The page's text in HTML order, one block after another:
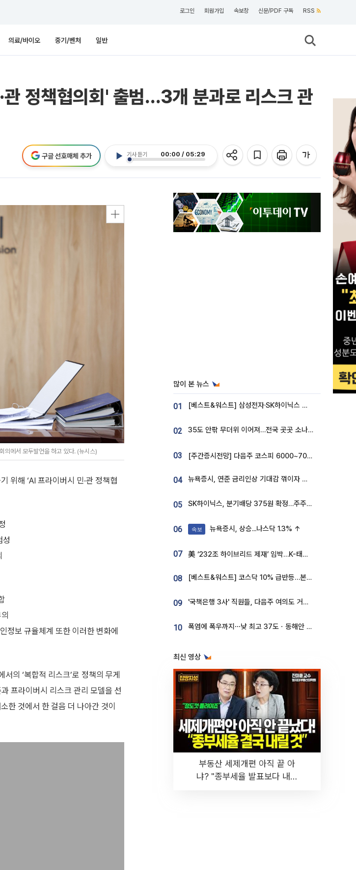
로그인 회원가입 속보창 신문/PDF 구독 RSS
의료/바이오 중기/벤처 일반
정책협의회' 출범…3개 분과로 리스크 관
기사 듣기 00:00 / 05:29
구글 선호매체 추가
의에서 모두발언을 하고 있다. (뉴시스)
위해 ‘AI 프라이버시 민·관 정책협
성
정보 규율체계 또한 이러한 변화에
의 ‘복합적 리스크’로 정책의 무게
프라이버시 리스크 관리 모델을 선
한 것에서 한 걸음 더 나아간 것이
많이 본 뉴스
01 [베스트&워스트] 삼성전자·SK하이닉스 밀린 한 주…상상인증권은 85% 급등
02 35도 안팎 무더위 이어져…전국 곳곳 소나기 [오늘 날씨]
03 [주간증시전망] 다음주 코스피 6000~7000⋯“外人 수급은 정책이 변수”
04 뉴욕증시, 연준 금리인상 기대감 꺾이자 상승...S&P500 사상 최고치 [종합]
05 SK하이닉스, 분기배당 375원 확정…주주환원책 9월로 앞당겨 발표
06 속보 뉴욕증시, 상승...나스닥 1.3% ↑
07 美 ‘232조 하이브리드 제재’ 임박…K-태양광, 불확실성 털고 날개 다나
08 [베스트&워스트] 코스닥 10% 급반등…본느, 최대주주 변경 기대에 270% 폭등
09 '국책은행 3사' 직원들, 다음주 여의도 거리 나서는 까닭은
10 폭염에 폭우까지⋯낮 최고 37도ㆍ동해안 강한 비 [날씨]
최신 영상
부동산 세제개편 아직 끝 아
냐? "종부세율 발표보다 내릴